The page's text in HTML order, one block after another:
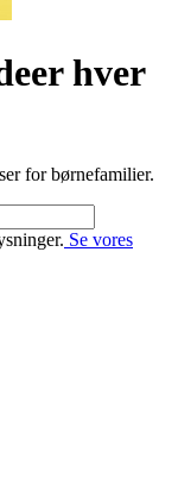
hver
for børnefamilier.
Se vores